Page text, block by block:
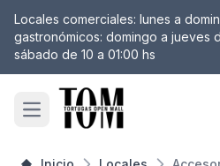
Locales comerciales: lunes a
gastronómicos: domingo a jueves
sábado de 10 a 01:00 hs
Open main menu